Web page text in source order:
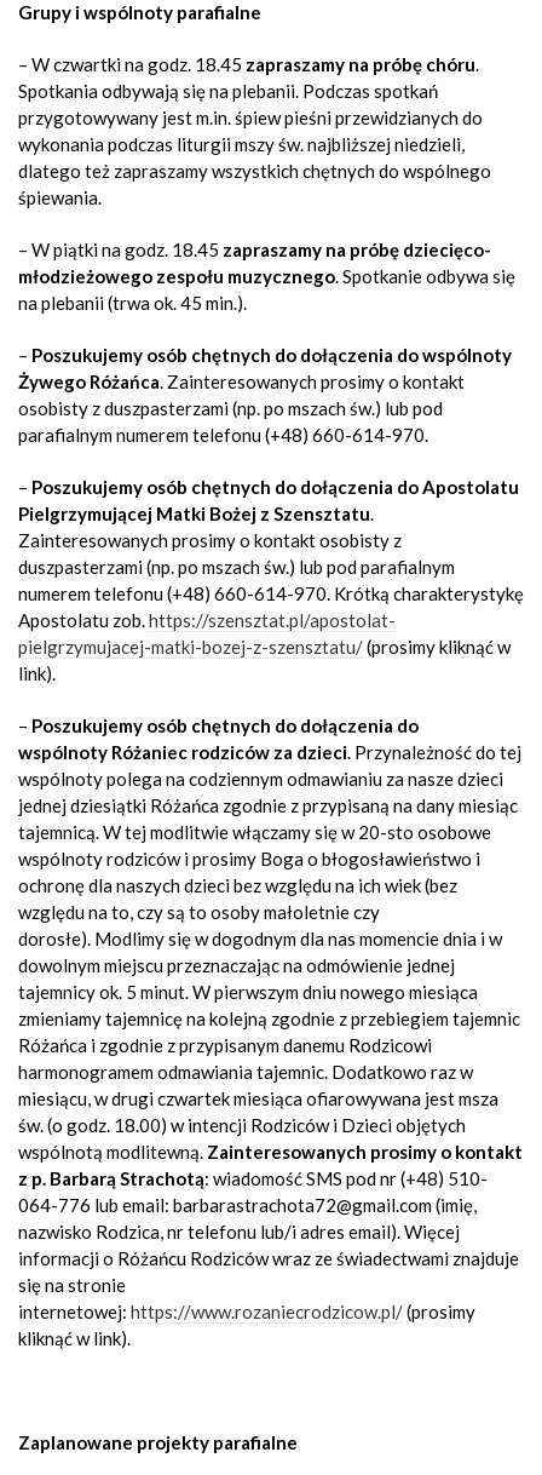
Grupy i wspólnoty parafialne
– W czwartki na godz. 18.45 zapraszamy na próbę chóru.
Spotkania odbywają się na plebanii. Podczas spotkań
przygotowywany jest m.in. śpiew pieśni przewidzianych do
wykonania podczas liturgii mszy św. najbliższej niedzieli,
dlatego też zapraszamy wszystkich chętnych do wspólnego
śpiewania.
– W piątki na godz. 18.45 zapraszamy na próbę dziecięco-
młodzieżowego zespołu muzycznego. Spotkanie odbywa się
na plebanii (trwa ok. 45 min.).
– Poszukujemy osób chętnych do dołączenia do wspólnoty
Żywego Różańca. Zainteresowanych prosimy o kontakt
osobisty z duszpasterzami (np. po mszach św.) lub pod
parafialnym numerem telefonu (+48) 660-614-970.
– Poszukujemy osób chętnych do dołączenia do Apostolatu
Pielgrzymującej Matki Bożej z Szensztatu.
Zainteresowanych prosimy o kontakt osobisty z
duszpasterzami (np. po mszach św.) lub pod parafialnym
numerem telefonu (+48) 660-614-970. Krótką charakterystykę
Apostolatu zob.https://szensztat.pl/apostolat-
pielgrzymujacej-matki-bozej-z-szensztatu/(prosimy kliknąć w
link).
– Poszukujemy osób chętnych do dołączenia do
wspólnoty Różaniec rodziców za dzieci. Przynależność do tej
wspólnoty polega na codziennym odmawianiu za nasze dzieci
jednej dziesiątki Różańca zgodnie z przypisaną na dany miesiąc
tajemnicą. W tej modlitwie włączamy się w 20-sto osobowe
wspólnoty rodziców i prosimy Boga o błogosławieństwo i
ochronę dla naszych dzieci bez względu na ich wiek (bez
względu na to, czy są to osoby małoletnie czy
dorosłe). Modlimy się w dogodnym dla nas momencie dnia i w
dowolnym miejscu przeznaczając na odmówienie jednej
tajemnicy ok. 5 minut. W pierwszym dniu nowego miesiąca
zmieniamy tajemnicę na kolejną zgodnie z przebiegiem tajemnic
Różańca i zgodnie z przypisanym danemu Rodzicowi
harmonogramem odmawiania tajemnic. Dodatkowo raz w
miesiącu, w drugi czwartek miesiąca ofiarowywana jest msza
św. (o godz. 18.00) w intencji Rodziców i Dzieci objętych
wspólnotą modlitewną. Zainteresowanych prosimy o kontakt
z p. Barbarą Strachotą: wiadomość SMS pod nr (+48) 510-
064-776 lub email: barbarastrachota72@gmail.com (imię,
nazwisko Rodzica, nr telefonu lub/i adres email). Więcej
informacji o Różańcu Rodziców wraz ze świadectwami znajduje
się na stronie
internetowej: https://www.rozaniecrodzicow.pl/(prosimy
kliknąć w link).
Zaplanowane projekty parafialne